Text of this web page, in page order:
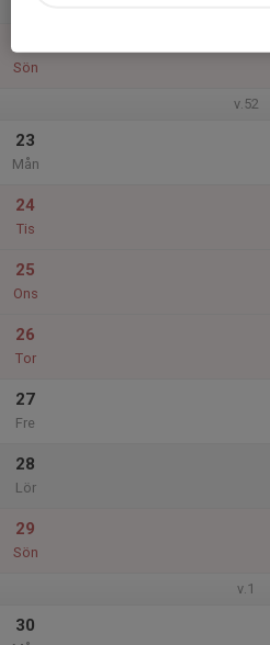
Sön
v.52
23
Mån
24
Tis
25
Ons
26
Tor
27
Fre
28
Lör
29
Sön
v.1
30